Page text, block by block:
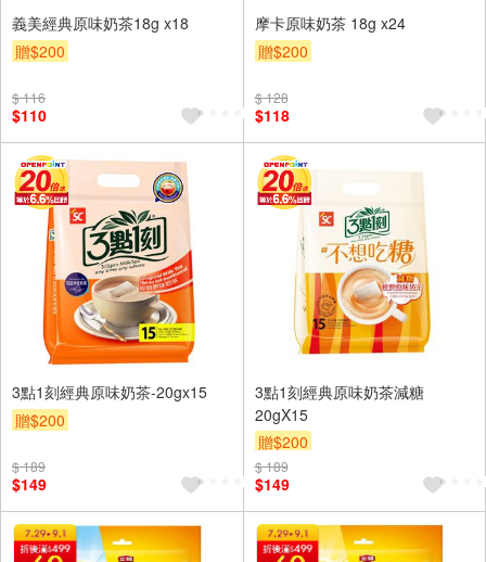
義美經典原味奶茶18g x18
贈$200
$ 116
$110
摩卡原味奶茶 18g x24
贈$200
$ 128
$118
3點1刻經典原味奶茶-20gx15
贈$200
$ 189
$149
3點1刻經典原味奶茶減糖
20gX15
贈$200
$ 189
$149